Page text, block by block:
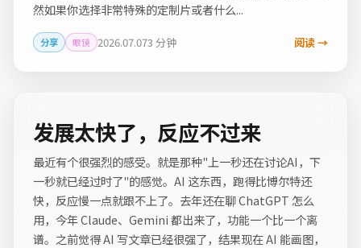
然如果你选择非常特殊的定制片或者什么...
分享 眼镜 2026.07.073 分钟 阅读 →
发展太快了，反应不过来
最近有个很强烈的感受。就是那种"上一秒还在讨论AI，下
一秒就已经过时了"的感觉。AI 这东西，跑得比博尔特还
快，反应慢一点就跟不上了。去年还在聊 ChatGPT 怎么
用，今年 Claude、Gemini 都出来了，功能一个比一个离
谱。之前觉得 AI 写文章已经很强了，结果现在 AI 能画图，